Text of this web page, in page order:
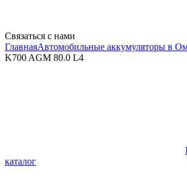
Связаться с нами
ГлавнаяАвтомобильные аккумуляторы в
K700 AGM 80.0 L4
каталог